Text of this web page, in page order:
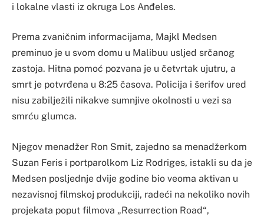
i lokalne vlasti iz okruga Los Anđeles.
Prema zvaničnim informacijama, Majkl Medsen
preminuo je u svom domu u Malibuu usljed srčanog
zastoja. Hitna pomoć pozvana je u četvrtak ujutru, a
smrt je potvrđena u 8:25 časova. Policija i šerifov ured
nisu zabilježili nikakve sumnjive okolnosti u vezi sa
smrću glumca.
Njegov menadžer Ron Smit, zajedno sa menadžerkom
Suzan Feris i portparolkom Liz Rodriges, istakli su da je
Medsen posljednje dvije godine bio veoma aktivan u
nezavisnoj filmskoj produkciji, radeći na nekoliko novih
projekata poput filmova „Resurrection Road“,